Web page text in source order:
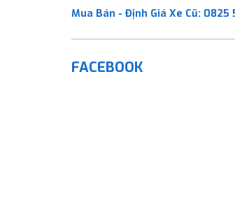
Mua Bán - Định Giá Xe Cũ: 0825
FACEBOOK